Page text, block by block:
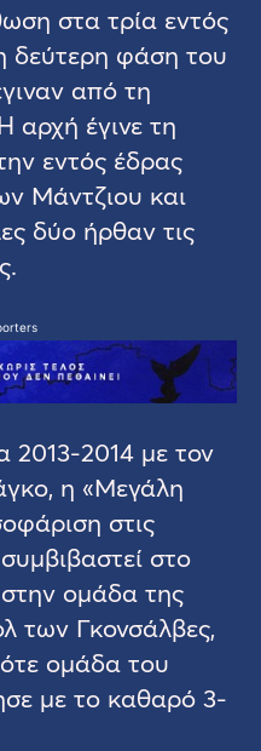
στα τρία εντός
δεύτερη φάση του
από τη
αρχή έγινε τη
εντός έδρας
Μάντζιου και
δύο ήρθαν τις
2013-2014 με τον
η «Μεγάλη
στις
στο
ομάδα της
των Γκονσάλβες,
ομάδα του
με το καθαρό 3-